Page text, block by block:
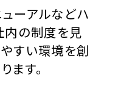
採用情報
ーアルなどハ
内の制度を見
すい環境を創
ます。